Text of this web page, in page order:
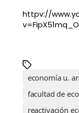
httpv://
economía u.
facultad de
reactivación